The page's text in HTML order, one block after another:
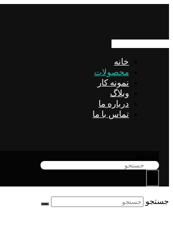
خانه
محصولات
نمونه کار
وبلاگ
درباره ما
تماس با ما
جستجو